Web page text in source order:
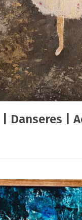
Danseres |